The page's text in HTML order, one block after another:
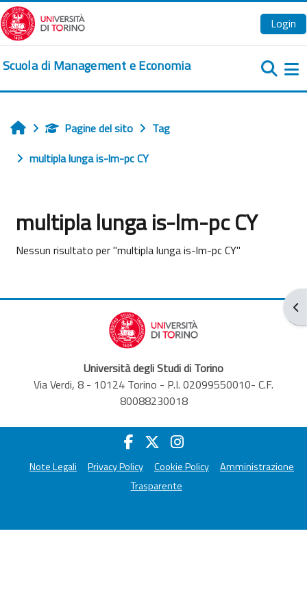
Vai al contenuto principale
Login
Scuola di Management e Economia
HomePagine del sito
Tag
multipla lunga is-lm-pc CY
multipla lunga is-lm-pc CY
Nessun risultato per "multipla lunga is-lm-pc CY"
Università degli Studi di Torino
Via Verdi, 8 - 10124 Torino - P.I. 02099550010- C.F.
80088230018
Note Legali Privacy Policy Cookie Policy
Amministrazione
Trasparente